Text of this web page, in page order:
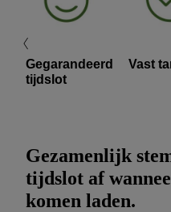
Gegarandeerd
tijdslot
Vast
Gezamenlijk
tijdslot af
komen laden.